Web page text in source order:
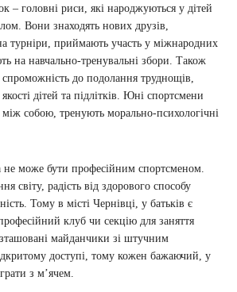
– головні риси, які народжуються у дітей
Вони знаходять нових друзів,
турніри, приймають участь у міжнародних
на навчально-тренувальні збори. Також
спроможність до подолання труднощів,
якості дітей та підлітків. Юні спортсмени
між собою, тренують морально-психологічні
не може бути професійним спортсменом.
світу, радість від здорового способу
Тому в місті Чернівці, у батьків є
клуб чи секцію для заняття
майданчики зі штучним
доступі, тому кожен бажаючий, у
з м’ячем.